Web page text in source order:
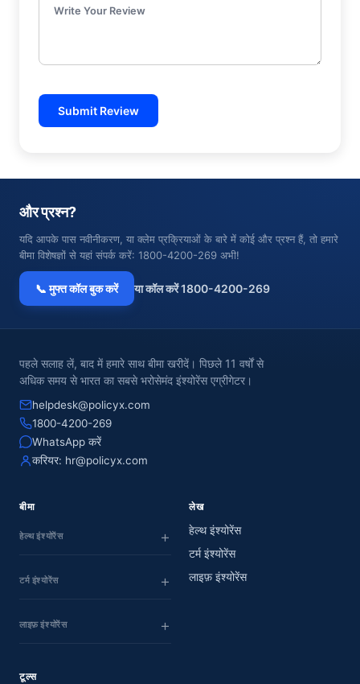
Write Your Review
Submit Review
और प्रश्न?
यदि आपके पास नवीनीकरण, या क्लेम प्रक्रियाओं के बारे में कोई और प्रश्न हैं, तो हमारे
बीमा विशेषज्ञों से यहां संपर्क करें: 1800-4200-269 अभी!
📞 मुफ्त कॉल बुक करें या कॉल करें 1800-4200-269
पहले सलाह लें, बाद में हमारे साथ बीमा खरीदें। पिछले 11 वर्षों से
अधिक समय से भारत का सबसे भरोसेमंद इंश्योरेंस एग्रीगेटर।
helpdesk@policyx.com
1800-4200-269
WhatsApp करें
करियर: hr@policyx.com
बीमा
हेल्थ इंश्योरेंस
टर्म इंश्योरेंस
लाइफ़ इंश्योरेंस
लेख
हेल्थ इंश्योरेंस
टर्म इंश्योरेंस
लाइफ़ इंश्योरेंस
टूल्स